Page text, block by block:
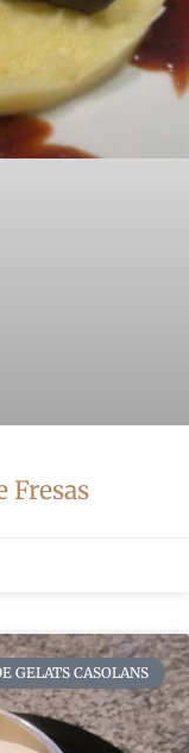
Fresas
GELATS CASOLANS